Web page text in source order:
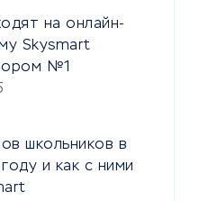
на онлайн-
Skysmart
№1
школьников в
и как с ними